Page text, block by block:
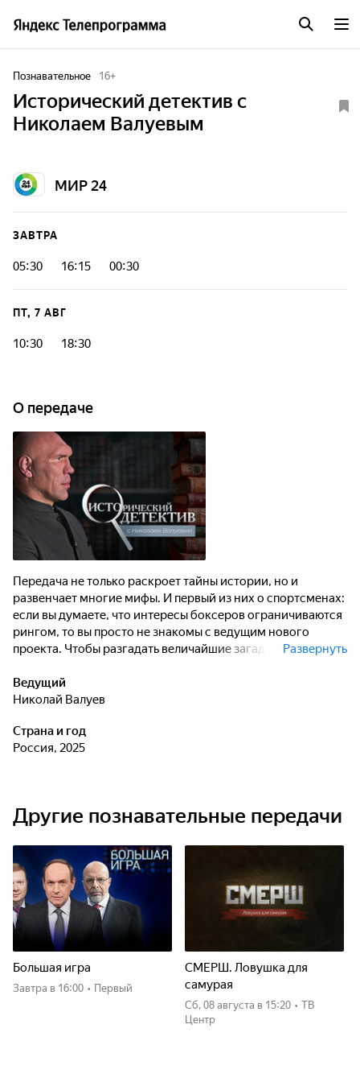
Познавательное 16+
Исторический детектив с
Николаем Валуевым
МИР 24
ЗАВТРА
05:30 16:15 00:30
ПТ, 7 АВГ
10:30 18:30
О передаче
Передача не только раскроет тайны истории, но и
развенчает многие мифы. И первый из них о спортсменах:
если вы думаете, что интересы боксеров ограничиваются
рингом, то вы просто не знакомы с ведущим нового
проекта. Чтобы разгадать величайшие загадки истории,
Многогранные таланты и широкий круг интересов
Николая давно известны публике: спорт, роли в кино и
Развернуть
Ведущий
Николай Валуев
Страна и год
Россия, 2025
Другие познавательные передачи
Большая игра
Завтра в 16:00 • Первый
СМЕРШ. Ловушка для
самурая
сб, 08 августа в 15:20 • ТВ
Центр